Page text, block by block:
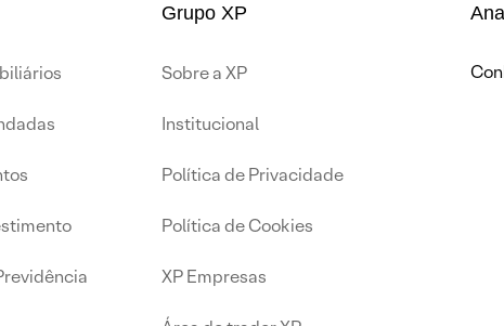
Grupo XP
Sobre a XP
Institucional
Política de Privacidade
Política de Cookies
XP Empresas